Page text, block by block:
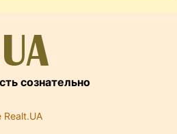
сознательно
Realt.UA